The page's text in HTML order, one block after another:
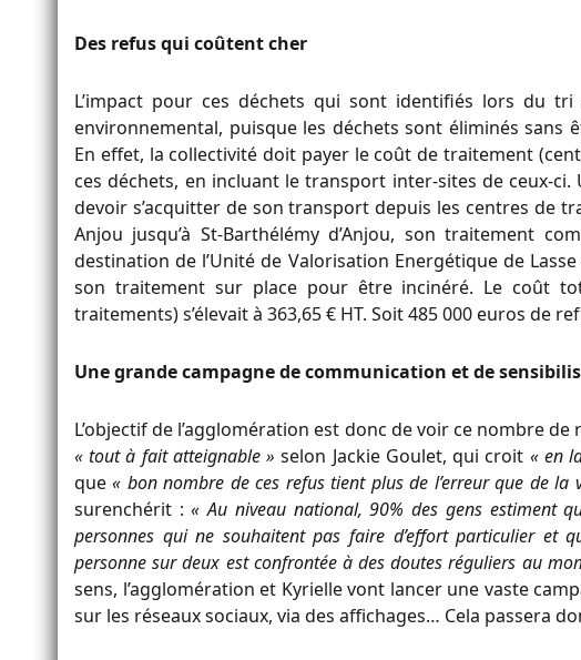
Des refus qui coûtent cher
L’impact pour ces déchets qui sont identifiés lors du
environnemental, puisque les déchets sont éliminés sans
En effet, la collectivité doit payer le coût de traitement
ces déchets, en incluant le transport inter-sites de ceux-
devoir s’acquitter de son transport depuis les centres de
Anjou jusqu’à St-Barthélémy d’Anjou, son traitement
destination de l’Unité de Valorisation Energétique de
son traitement sur place pour être incinéré. Le coût
traitements) s’élevait à 363,65 € HT. Soit 485 000 euros de
Une grande campagne de communication et de
L’objectif de l’agglomération est donc de voir ce nombre
« tout à fait atteignable » selon Jackie Goulet, qui croit « en
que« bon nombre de ces refus tient plus de l’erreur que de
surenchérit :« Au niveau national, 90% des gens estiment
personnes qui ne souhaitent pas faire d’effort particulier et
personne sur deux est confrontée à des doutes réguliers au
sens, l’agglomération et Kyrielle vont lancer une vaste
sur les réseaux sociaux, via des affichages… Cela passera